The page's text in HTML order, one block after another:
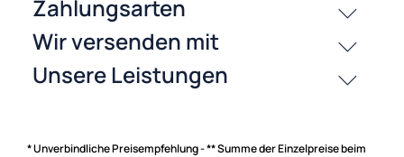
History
Zahlungsarten
* Unverbindliche Preisempfehlung - ** Summe der Einzelpreise beim